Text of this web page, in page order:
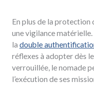
En plus de la protection
une vigilance matérielle.
la double
réflexes à adopter dès
verrouillée, le nomade
l’exécution de ses